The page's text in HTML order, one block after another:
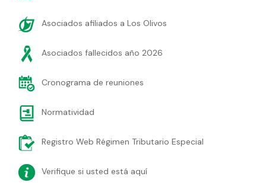
Asociados afiliados a Los Olivos
Asociados fallecidos año 2026
Cronograma de reuniones
Normatividad
Registro Web Régimen Tributario Especial
Verifique si usted está aquí